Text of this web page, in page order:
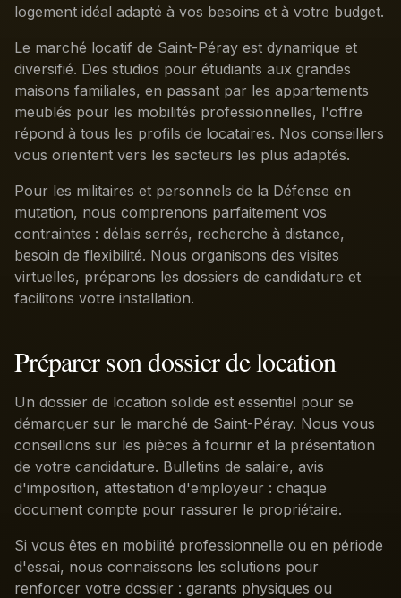
logement idéal adapté à vos besoins et à votre budget.
Le marché locatif de Saint-Péray est dynamique et
diversifié. Des studios pour étudiants aux grandes
maisons familiales, en passant par les appartements
meublés pour les mobilités professionnelles, l'offre
répond à tous les profils de locataires. Nos conseillers
vous orientent vers les secteurs les plus adaptés.
Pour les militaires et personnels de la Défense en
mutation, nous comprenons parfaitement vos
contraintes : délais serrés, recherche à distance,
besoin de flexibilité. Nous organisons des visites
virtuelles, préparons les dossiers de candidature et
facilitons votre installation.
Préparer son dossier de location
Un dossier de location solide est essentiel pour se
démarquer sur le marché de Saint-Péray. Nous vous
conseillons sur les pièces à fournir et la présentation
de votre candidature. Bulletins de salaire, avis
d'imposition, attestation d'employeur : chaque
document compte pour rassurer le propriétaire.
Si vous êtes en mobilité professionnelle ou en période
d'essai, nous connaissons les solutions pour
renforcer votre dossier : garants physiques ou